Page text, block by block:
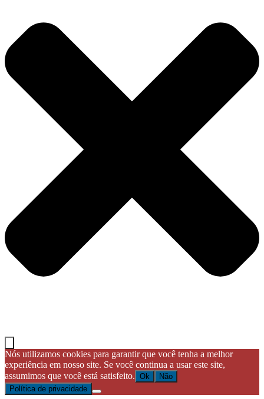
Nós utilizamos cookies para garantir que você tenha a melhor
experiência em nosso site. Se você continua a usar este site,
assumimos que você está satisfeito. Ok
Não
Política de privacidade